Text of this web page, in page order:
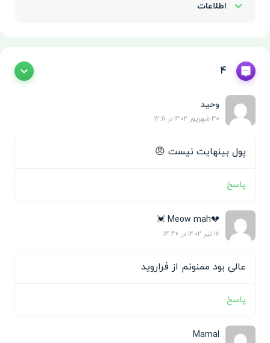
اطلاعات
4
وحید
30 شهریور 1402 در 12:11
پول بینهایت نیست 😠
پاسخ
💔Meow mah 💓
16 تیر 1402 در 14:46
عالی بود ممنونم از فراروید
پاسخ
Mamal